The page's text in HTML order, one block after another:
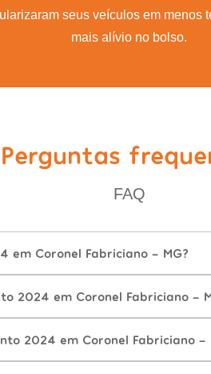
seus veículos em menos
mais alívio no bolso.
Perguntas
FAQ
em Coronel Fabriciano - MG?
2024 em Coronel Fabriciano -
2024 em Coronel Fabriciano -